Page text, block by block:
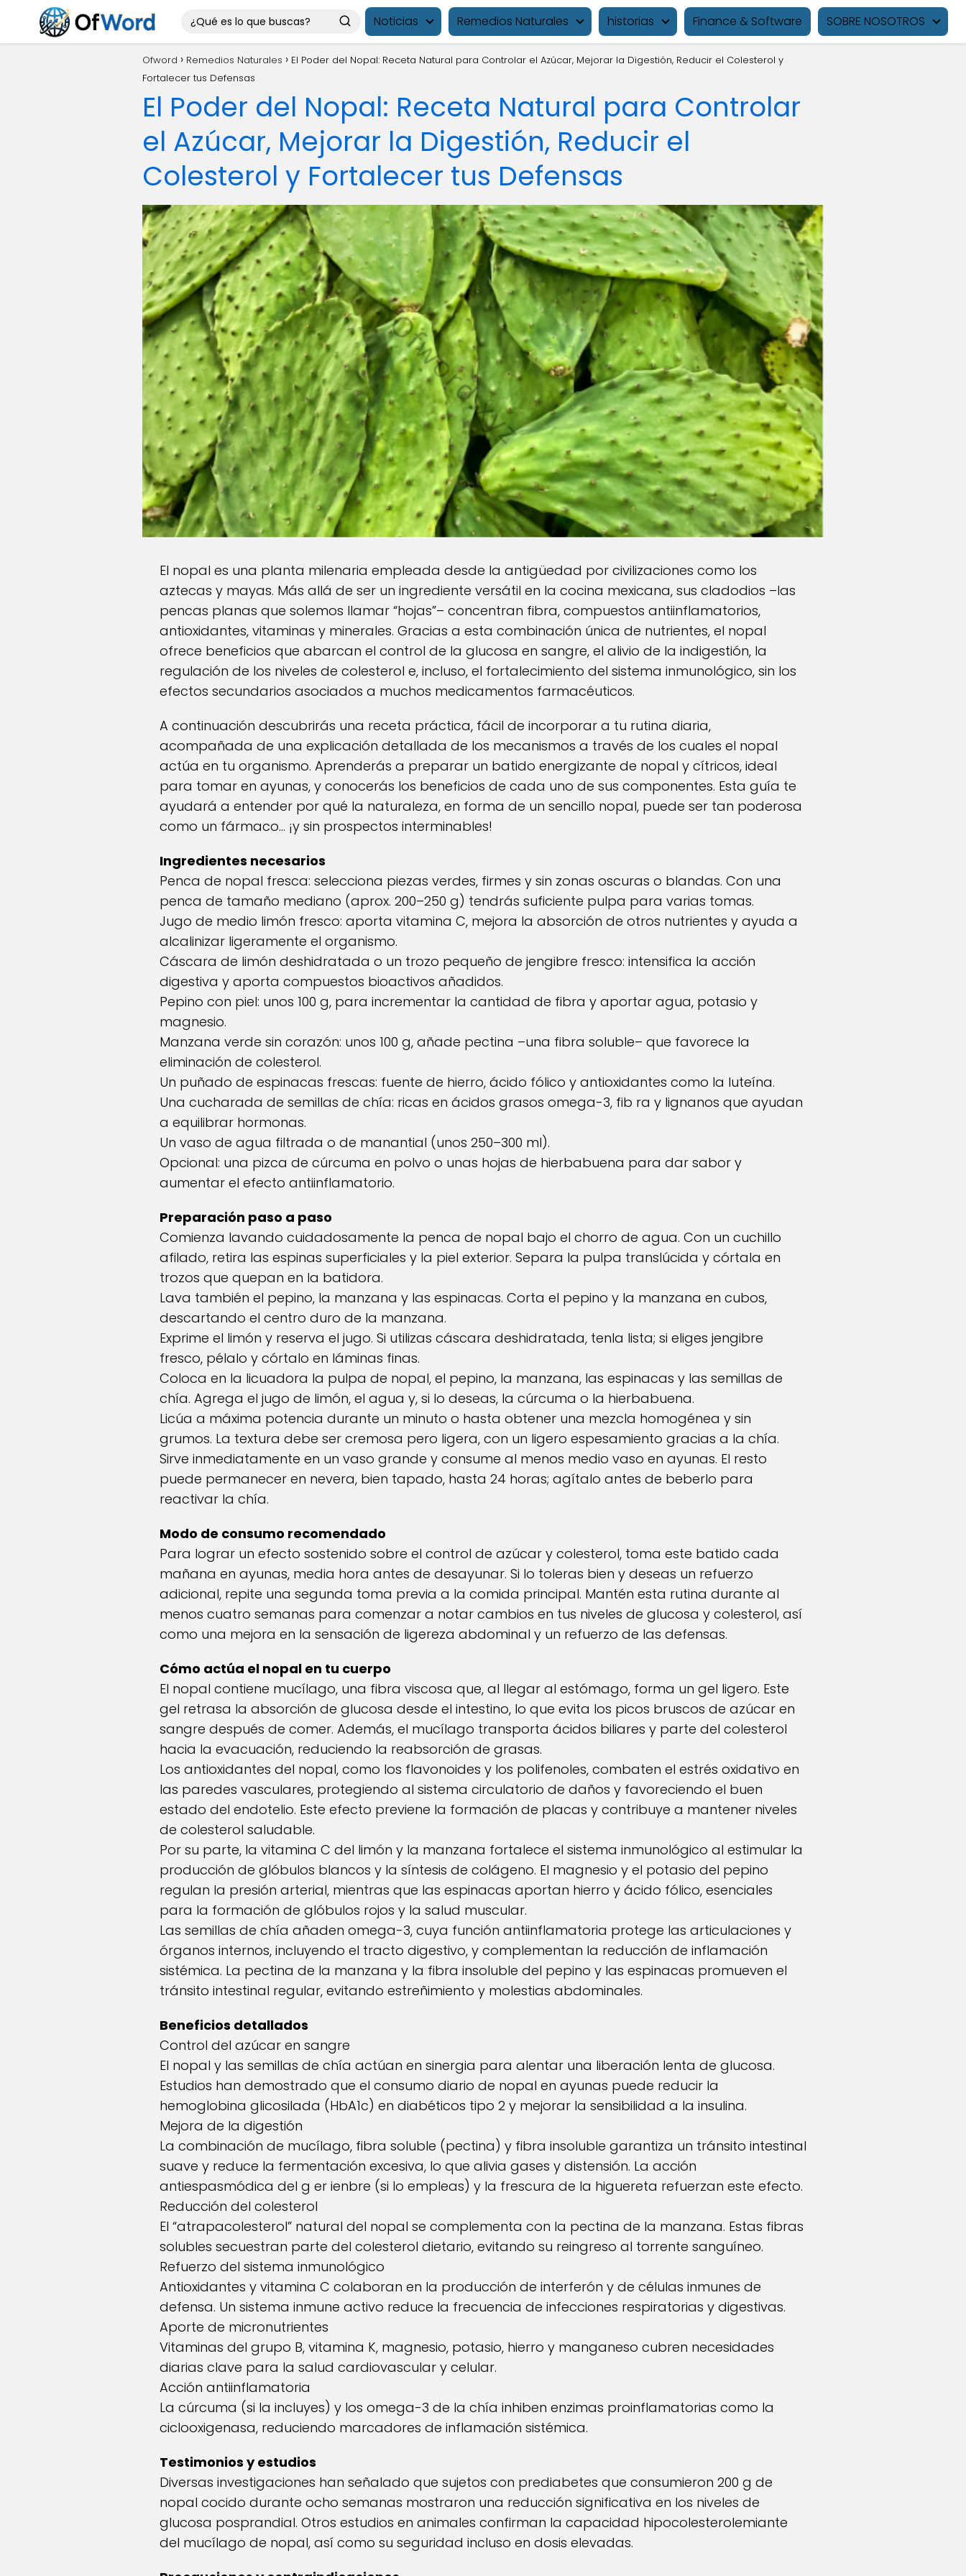
Noticias Remedios Naturales historias Finance & Software SOBRE NOSOTROS
Ofword Remedios Naturales
El Poder del Nopal: Receta Natural para Controlar el Azúcar, Mejorar la Digestión, Reducir el Colesterol y
Fortalecer tus Defensas
El Poder del Nopal: Receta Natural para Controlar
el Azúcar, Mejorar la Digestión, Reducir el
Colesterol y Fortalecer tus Defensas
El nopal es una planta milenaria empleada desde la antigüedad por civilizaciones como los
aztecas y mayas. Más allá de ser un ingrediente versátil en la cocina mexicana, sus cladodios –las
pencas planas que solemos llamar “hojas”– concentran fibra, compuestos antiinflamatorios,
antioxidantes, vitaminas y minerales. Gracias a esta combinación única de nutrientes, el nopal
ofrece beneficios que abarcan el control de la glucosa en sangre, el alivio de la indigestión, la
regulación de los niveles de colesterol e, incluso, el fortalecimiento del sistema inmunológico, sin los
efectos secundarios asociados a muchos medicamentos farmacéuticos.
A continuación descubrirás una receta práctica, fácil de incorporar a tu rutina diaria,
acompañada de una explicación detallada de los mecanismos a través de los cuales el nopal
actúa en tu organismo. Aprenderás a preparar un batido energizante de nopal y cítricos, ideal
para tomar en ayunas, y conocerás los beneficios de cada uno de sus componentes. Esta guía te
ayudará a entender por qué la naturaleza, en forma de un sencillo nopal, puede ser tan poderosa
como un fármaco… ¡y sin prospectos interminables!
Ingredientes necesarios
Penca de nopal fresca: selecciona piezas verdes, firmes y sin zonas oscuras o blandas. Con una
penca de tamaño mediano (aprox. 200–250 g) tendrás suficiente pulpa para varias tomas.
Jugo de medio limón fresco: aporta vitamina C, mejora la absorción de otros nutrientes y ayuda a
alcalinizar ligeramente el organismo.
Cáscara de limón deshidratada o un trozo pequeño de jengibre fresco: intensifica la acción
digestiva y aporta compuestos bioactivos añadidos.
Pepino con piel: unos 100 g, para incrementar la cantidad de fibra y aportar agua, potasio y
magnesio.
Manzana verde sin corazón: unos 100 g, añade pectina –una fibra soluble– que favorece la
eliminación de colesterol.
Un puñado de espinacas frescas: fuente de hierro, ácido fólico y antioxidantes como la luteína.
Una cucharada de semillas de chía: ricas en ácidos grasos omega-3, fib ra y lignanos que ayudan
a equilibrar hormonas.
Un vaso de agua filtrada o de manantial (unos 250–300 ml).
Opcional: una pizca de cúrcuma en polvo o unas hojas de hierbabuena para dar sabor y
aumentar el efecto antiinflamatorio.
Preparación paso a paso
Comienza lavando cuidadosamente la penca de nopal bajo el chorro de agua. Con un cuchillo
afilado, retira las espinas superficiales y la piel exterior. Separa la pulpa translúcida y córtala en
trozos que quepan en la batidora.
Lava también el pepino, la manzana y las espinacas. Corta el pepino y la manzana en cubos,
descartando el centro duro de la manzana.
Exprime el limón y reserva el jugo. Si utilizas cáscara deshidratada, tenla lista; si eliges jengibre
fresco, pélalo y córtalo en láminas finas.
Coloca en la licuadora la pulpa de nopal, el pepino, la manzana, las espinacas y las semillas de
chía. Agrega el jugo de limón, el agua y, si lo deseas, la cúrcuma o la hierbabuena.
Licúa a máxima potencia durante un minuto o hasta obtener una mezcla homogénea y sin
grumos. La textura debe ser cremosa pero ligera, con un ligero espesamiento gracias a la chía.
Sirve inmediatamente en un vaso grande y consume al menos medio vaso en ayunas. El resto
puede permanecer en nevera, bien tapado, hasta 24 horas; agítalo antes de beberlo para
reactivar la chía.
Modo de consumo recomendado
Para lograr un efecto sostenido sobre el control de azúcar y colesterol, toma este batido cada
mañana en ayunas, media hora antes de desayunar. Si lo toleras bien y deseas un refuerzo
adicional, repite una segunda toma previa a la comida principal. Mantén esta rutina durante al
menos cuatro semanas para comenzar a notar cambios en tus niveles de glucosa y colesterol, así
como una mejora en la sensación de ligereza abdominal y un refuerzo de las defensas.
Cómo actúa el nopal en tu cuerpo
El nopal contiene mucílago, una fibra viscosa que, al llegar al estómago, forma un gel ligero. Este
gel retrasa la absorción de glucosa desde el intestino, lo que evita los picos bruscos de azúcar en
sangre después de comer. Además, el mucílago transporta ácidos biliares y parte del colesterol
hacia la evacuación, reduciendo la reabsorción de grasas.
Los antioxidantes del nopal, como los flavonoides y los polifenoles, combaten el estrés oxidativo en
las paredes vasculares, protegiendo al sistema circulatorio de daños y favoreciendo el buen
estado del endotelio. Este efecto previene la formación de placas y contribuye a mantener niveles
de colesterol saludable.
Por su parte, la vitamina C del limón y la manzana fortalece el sistema inmunológico al estimular la
producción de glóbulos blancos y la síntesis de colágeno. El magnesio y el potasio del pepino
regulan la presión arterial, mientras que las espinacas aportan hierro y ácido fólico, esenciales
para la formación de glóbulos rojos y la salud muscular.
Las semillas de chía añaden omega-3, cuya función antiinflamatoria protege las articulaciones y
órganos internos, incluyendo el tracto digestivo, y complementan la reducción de inflamación
sistémica. La pectina de la manzana y la fibra insoluble del pepino y las espinacas promueven el
tránsito intestinal regular, evitando estreñimiento y molestias abdominales.
Beneficios detallados
Control del azúcar en sangre
El nopal y las semillas de chía actúan en sinergia para alentar una liberación lenta de glucosa.
Estudios han demostrado que el consumo diario de nopal en ayunas puede reducir la
hemoglobina glicosilada (HbA1c) en diabéticos tipo 2 y mejorar la sensibilidad a la insulina.
Mejora de la digestión
La combinación de mucílago, fibra soluble (pectina) y fibra insoluble garantiza un tránsito intestinal
suave y reduce la fermentación excesiva, lo que alivia gases y distensión. La acción
antiespasmódica del g er ienbre (si lo empleas) y la frescura de la higuereta refuerzan este efecto.
Reducción del colesterol
El “atrapa­colesterol” natural del nopal se complementa con la pectina de la manzana. Estas fibras
solubles secuestran parte del colesterol dietario, evitando su reingreso al torrente sanguíneo.
Refuerzo del sistema inmunológico
Antioxidantes y vitamina C colaboran en la producción de interferón y de células inmunes de
defensa. Un sistema inmune activo reduce la frecuencia de infecciones respiratorias y digestivas.
Aporte de micronutrientes
Vitaminas del grupo B, vitamina K, magnesio, potasio, hierro y manganeso cubren necesidades
diarias clave para la salud cardiovascular y celular.
Acción antiinflamatoria
La cúrcuma (si la incluyes) y los omega-3 de la chía inhiben enzimas proinflamatorias como la
ciclooxigenasa, reduciendo marcadores de inflamación sistémica.
Testimonios y estudios
Diversas investigaciones han señalado que sujetos con prediabetes que consumieron 200 g de
nopal cocido durante ocho semanas mostraron una reducción significativa en los niveles de
glucosa posprandial. Otros estudios en animales confirman la capacidad hipocolesterolemiante
del mucílago de nopal, así como su seguridad incluso en dosis elevadas.